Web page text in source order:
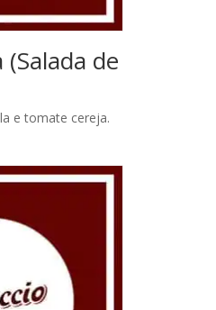
de
e tomate cereja.